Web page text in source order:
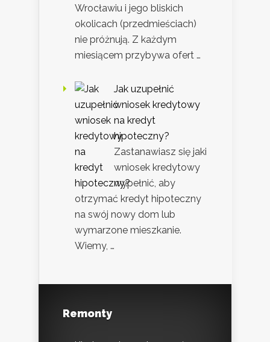
Wrocławiu i jego bliskich
okolicach (przedmieściach)
nie próżnują. Z każdym
miesiącem przybywa ofert …
Jak uzupełnić
wniosek kredytowy
na kredyt
hipoteczny?
Zastanawiasz się jaki
wniosek kredytowy
wypełnić, aby
otrzymać kredyt hipoteczny
na swój nowy dom lub
wymarzone mieszkanie.
Wiemy, …
Remonty